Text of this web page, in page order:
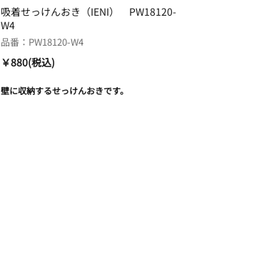
吸着せっけんおき（IENI） PW18120-
W4
品番：PW18120-W4
￥880(税込)
壁に収納するせっけんおきです。